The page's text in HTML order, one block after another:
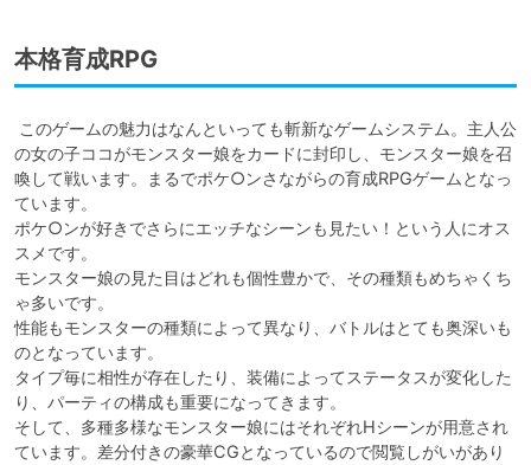
本格育成RPG
の女の子ココがモンスター娘をカードに封印し、モンスター娘を召
喚して戦います。まるでポケ○ンさながらの育成RPGゲームとなっ
ています。
ポケ○ンが好きでさらにエッチなシーンも見たい！という人にオス
スメです。
モンスター娘の見た目はどれも個性豊かで、その種類もめちゃくち
ゃ多いです。
性能もモンスターの種類によって異なり、バトルはとても奥深いも
のとなっています。
タイプ毎に相性が存在したり、装備によってステータスが変化した
り、パーティの構成も重要になってきます。
そして、多種多様なモンスター娘にはそれぞれHシーンが用意され
ています。差分付きの豪華CGとなっているので閲覧しがいがあり